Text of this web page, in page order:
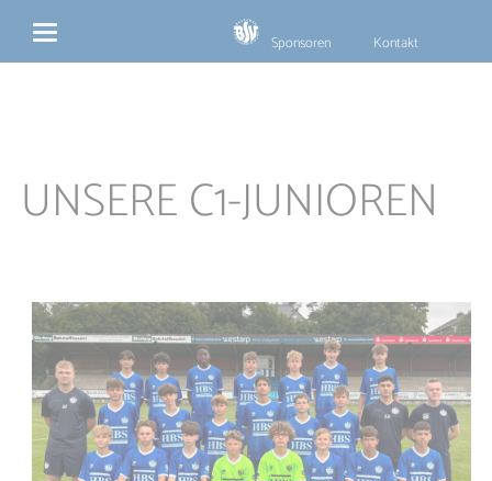
Navigation
überspringenSponsoren Kontakt
UNSERE C1-JUNIOREN